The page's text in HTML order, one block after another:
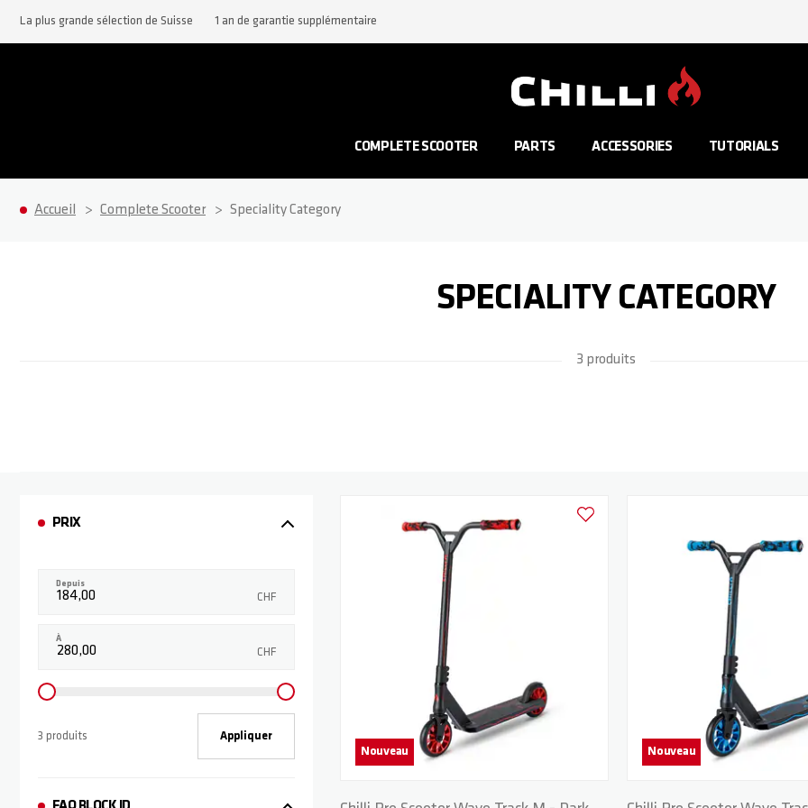
La plus grande sélection de Suisse 1 an de garantie supplémentaire
COMPLETE SCOOTER PARTS ACCESSORIES TUTORIALS
Accueil Complete Scooter Speciality Category
SPECIALITY CATEGORY
3 produits
PRIX
Depuis
CHF
À
CHF
3 produits Appliquer
Nouveau
Ajouter à la liste d'achats
Nouveau